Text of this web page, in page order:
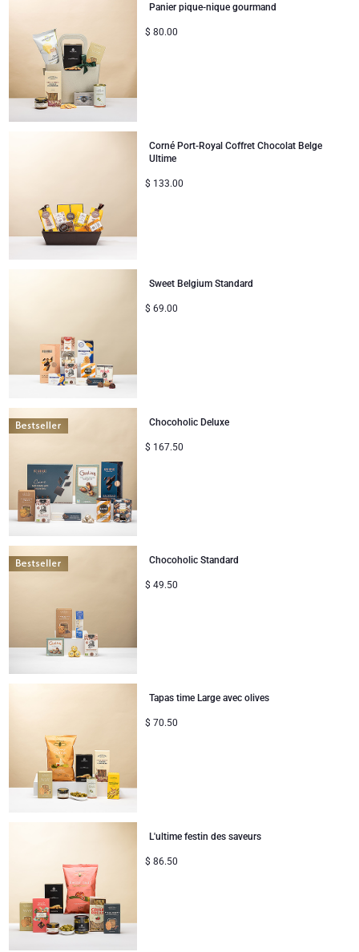
Panier pique-nique gourmand
$ 80.00
Corné Port-Royal Coffret Chocolat Belge
Ultime
$ 133.00
Sweet Belgium Standard
$ 69.00
Chocoholic Deluxe
$ 167.50
Chocoholic Standard
$ 49.50
Tapas time Large avec olives
$ 70.50
L'ultime festin des saveurs
$ 86.50